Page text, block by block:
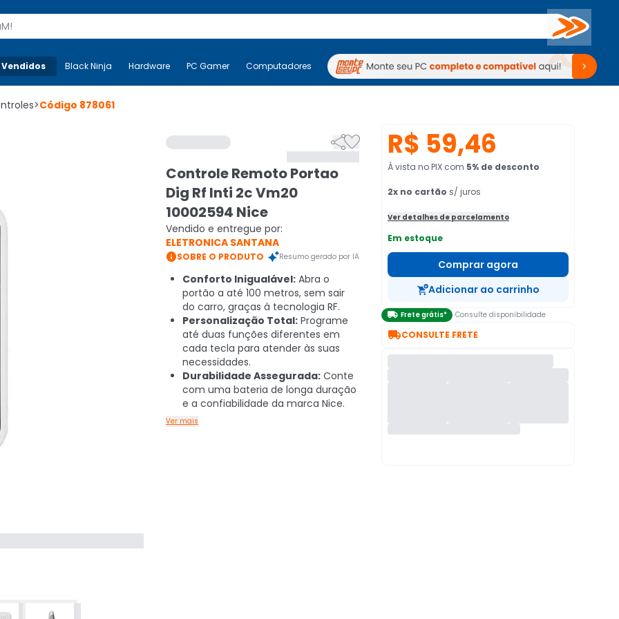
Buscar
Mais-v- Black Ninja Hardware PC Gamer Computadores Periféricos TV Venda no KaBuM!
Black Ninja Hardware PC Gamer Computadores Periféricos TV Venda no KaBuM!
>Código 878061

Controle Remoto Portao
Dig Rf Inti 2c Vm20
10002594 Nice
Vendido e entregue por:
ELETRONICA SANTANA
SOBRE O PRODUTO Resumo gerado por IA
Conforto Inigualável: Abra o
portão a até 100 metros, sem sair
do carro, graças à tecnologia RF.
Personalização Total: Programe
até duas funções diferentes em
cada tecla para atender às suas
necessidades.
Durabilidade Assegurada: Conte
com uma bateria de longa duração
e a confiabilidade da marca Nice.
Ver mais
R$ 59,46
À vista no PIX com 5% de desconto
2x no cartão s/ juros
Ver detalhes de parcelamento
Em estoque
Comprar agora
Adicionar ao carrinho
 Frete grátis* Consulte disponibilidade
CONSULTE FRETE